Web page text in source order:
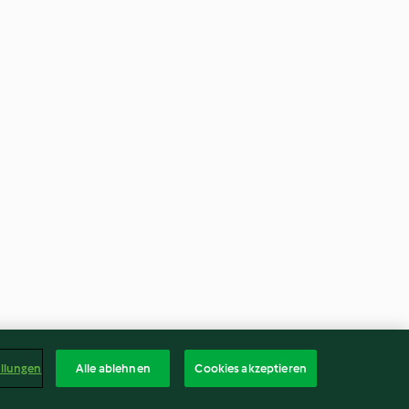
Alle ablehnen Cookies akzeptieren